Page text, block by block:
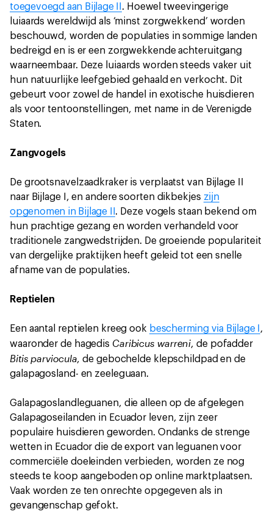
toegevoegd aan Bijlage II . Hoewel tweevingerige
luiaards wereldwijd als ‘minst zorgwekkend’ worden
beschouwd, worden de populaties in sommige landen
bedreigd en is er een zorgwekkende achteruitgang
waarneembaar. Deze luiaards worden steeds vaker uit
hun natuurlijke leefgebied gehaald en verkocht. Dit
gebeurt voor zowel de handel in exotische huisdieren
als voor tentoonstellingen, met name in de Verenigde
Staten.
Zangvogels
De grootsnavelzaadkraker is verplaatst van Bijlage II
naar Bijlage I, en andere soorten dikbekjes zijn
opgenomen in Bijlage II . Deze vogels staan bekend om
hun prachtige gezang en worden verhandeld voor
traditionele zangwedstrijden. De groeiende populariteit
van dergelijke praktijken heeft geleid tot een snelle
afname van de populaties.
Reptielen
Een aantal reptielen kreeg ook bescherming via Bijlage I ,
waaronder de hagedis Caribicus warreni, de pofadder
Bitis parviocula, de gebochelde klepschildpad en de
galapagosland- en zeeleguaan.
Galapagoslandleguanen, die alleen op de afgelegen
Galapagoseilanden in Ecuador leven, zijn zeer
populaire huisdieren geworden. Ondanks de strenge
wetten in Ecuador die de export van leguanen voor
commerciële doeleinden verbieden, worden ze nog
steeds te koop aangeboden op online marktplaatsen.
Vaak worden ze ten onrechte opgegeven als in
gevangenschap gefokt.